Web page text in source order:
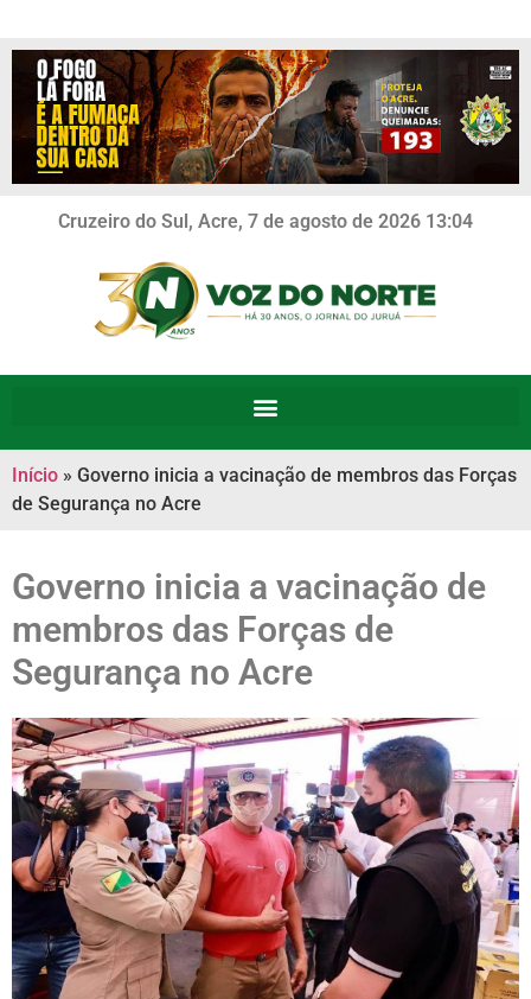
Cruzeiro do Sul, Acre, 7 de agosto de 2026 13:04
Início » Governo inicia a vacinação de membros das Forças
de Segurança no Acre
Governo inicia a vacinação de
membros das Forças de
Segurança no Acre